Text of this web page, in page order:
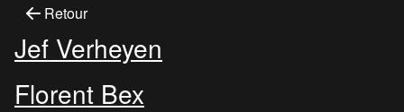
Retour
Jef Verheyen
Florent Bex